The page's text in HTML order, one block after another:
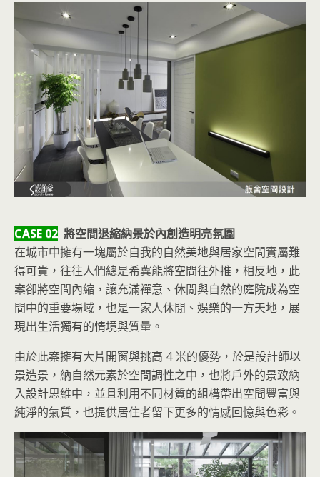
CASE 02 將空間退縮納景於內創造明亮氛圍
在城市中擁有一塊屬於自我的自然美地與居家空間實屬難
得可貴，往往人們總是希冀能將空間往外推，相反地，此
案卻將空間內縮，讓充滿禪意、休閒與自然的庭院成為空
間中的重要場域，也是一家人休閒、娛樂的一方天地，展
現出生活獨有的情境與質量。
由於此案擁有大片開窗與挑高 4 米的優勢，於是設計師以
景造景，納自然元素於空間調性之中，也將戶外的景致納
入設計思維中，並且利用不同材質的組構帶出空間豐富與
純淨的氣質，也提供居住者留下更多的情感回憶與色彩。